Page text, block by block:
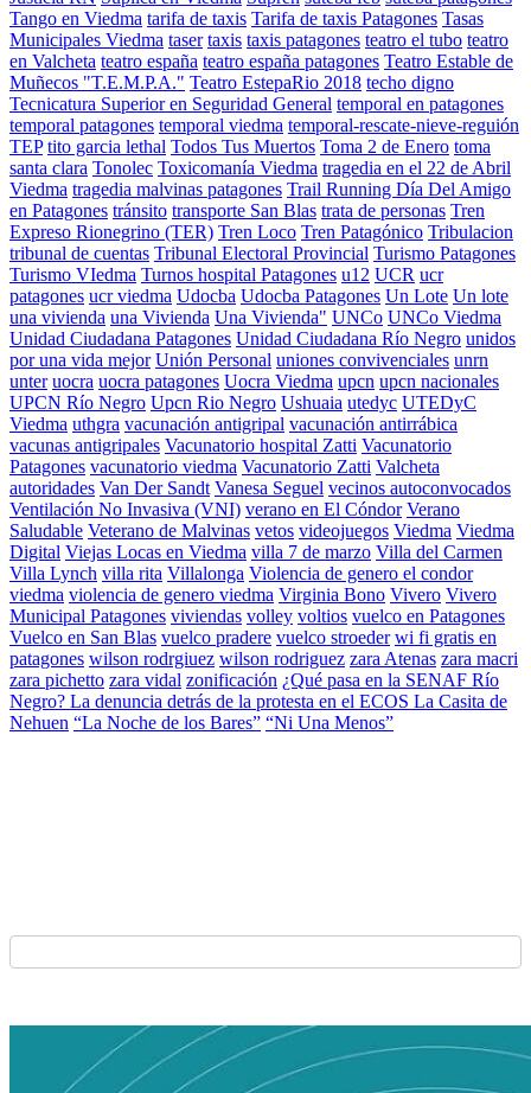
Tango en Viedma tarifa de taxis Tarifa de taxis Patagones Tasas
Municipales Viedma taser taxis taxis patagones teatro el tubo teatro
en Valcheta teatro españa teatro españa patagones Teatro Estable de
Muñecos "T.E.M.P.A." Teatro EstepaRio 2018 techo digno
Tecnicatura Superior en Seguridad General temporal en patagones
temporal patagones temporal viedma temporal-rescate-nieve-reguión
TEP tito garcia lethal Todos Tus Muertos Toma 2 de Enero toma
santa clara Tonolec Toxicomanía Viedma tragedia en el 22 de Abril
Viedma tragedia malvinas patagones Trail Running Día Del Amigo
en Patagones tránsito transporte San Blas trata de personas Tren
Expreso Rionegrino (TER) Tren Loco Tren Patagónico Tribulacion
tribunal de cuentas Tribunal Electoral Provincial Turismo Patagones
Turismo VIedma Turnos hospital Patagones u12 UCR ucr
patagones ucr viedma Udocba Udocba Patagones Un Lote Un lote
una vivienda una Vivienda Una Vivienda" UNCo UNCo Viedma
Unidad Ciudadana Patagones Unidad Ciudadana Río Negro unidos
por una vida mejor Unión Personal uniones convivenciales unrn
unter uocra uocra patagones Uocra Viedma upcn upcn nacionales
UPCN Río Negro Upcn Rio Negro Ushuaia utedyc UTEDyC
Viedma uthgra vacunación antigripal vacunación antirrábica
vacunas antigripales Vacunatorio hospital Zatti Vacunatorio
Patagones vacunatorio viedma Vacunatorio Zatti Valcheta
autoridades Van Der Sandt Vanesa Seguel vecinos autoconvocados
Ventilación No Invasiva (VNI) verano en El Cóndor Verano
Saludable Veterano de Malvinas vetos videojuegos Viedma Viedma
Digital Viejas Locas en Viedma villa 7 de marzo Villa del Carmen
Villa Lynch villa rita Villalonga Violencia de genero el condor
viedma violencia de genero viedma Virginia Bono Vivero Vivero
Municipal Patagones viviendas volley voltios vuelco en Patagones
Vuelco en San Blas vuelco pradere vuelco stroeder wi fi gratis en
patagones wilson rodrgiuez wilson rodriguez zara Atenas zara macri
zara pichetto zara vidal zonificación ¿Qué pasa en la SENAF Río
Negro? La denuncia detrás de la protesta en el ECOS La Casita de
Nehuen “La Noche de los Bares” “Ni Una Menos”